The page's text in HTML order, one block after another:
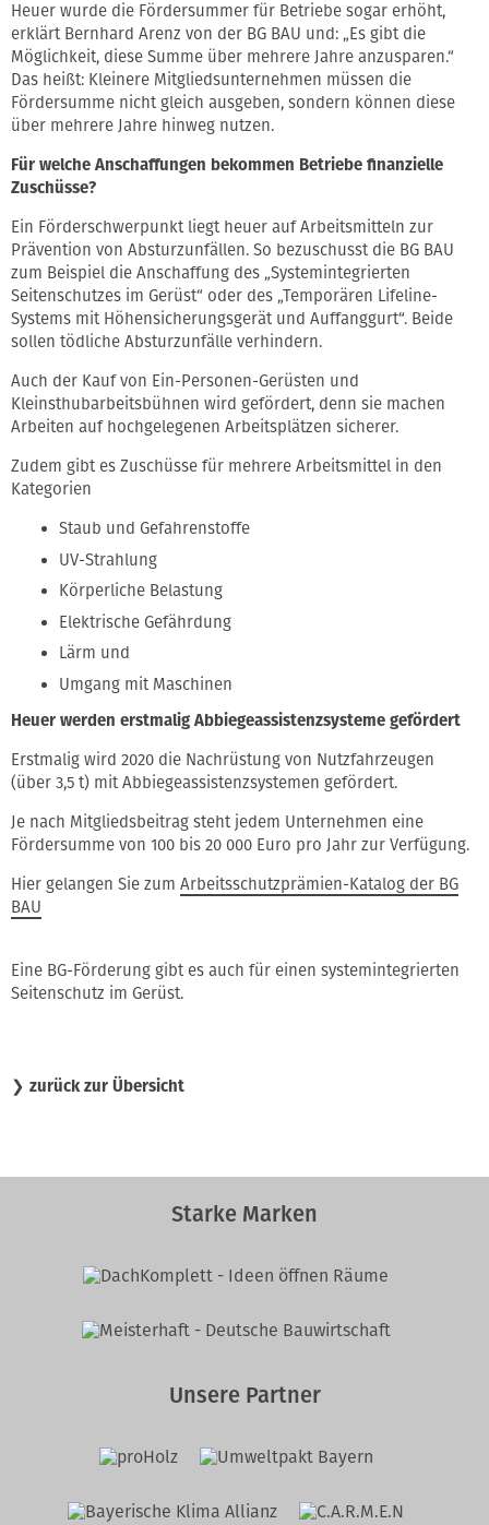
Heuer wurde die Fördersummer für Betriebe sogar erhöht,
erklärt Bernhard Arenz von der BG BAU und: „Es gibt die
Möglichkeit, diese Summe über mehrere Jahre anzusparen.“
Das heißt: Kleinere Mitgliedsunternehmen müssen die
Fördersumme nicht gleich ausgeben, sondern können diese
über mehrere Jahre hinweg nutzen.
Für welche Anschaffungen bekommen Betriebe finanzielle
Zuschüsse?
Ein Förderschwerpunkt liegt heuer auf Arbeitsmitteln zur
Prävention von Absturzunfällen. So bezuschusst die BG BAU
zum Beispiel die Anschaffung des „Systemintegrierten
Seitenschutzes im Gerüst“ oder des „Temporären Lifeline-
Systems mit Höhensicherungsgerät und Auffanggurt“. Beide
sollen tödliche Absturzunfälle verhindern.
Auch der Kauf von Ein-Personen-Gerüsten und
Kleinsthubarbeitsbühnen wird gefördert, denn sie machen
Arbeiten auf hochgelegenen Arbeitsplätzen sicherer.
Zudem gibt es Zuschüsse für mehrere Arbeitsmittel in den
Kategorien
Staub und Gefahrenstoffe
UV-Strahlung
Körperliche Belastung
Elektrische Gefährdung
Lärm und
Umgang mit Maschinen
Heuer werden erstmalig Abbiegeassistenzsysteme gefördert
Erstmalig wird 2020 die Nachrüstung von Nutzfahrzeugen
(über 3,5 t) mit Abbiegeassistenzsystemen gefördert.
Je nach Mitgliedsbeitrag steht jedem Unternehmen eine
Fördersumme von 100 bis 20 000 Euro pro Jahr zur Verfügung.
Hier gelangen Sie zum Arbeitsschutzprämien-Katalog der BG
BAU
Eine BG-Förderung gibt es auch für einen systemintegrierten
Seitenschutz im Gerüst.
❯ zurück zur Übersicht
Starke Marken
Unsere Partner